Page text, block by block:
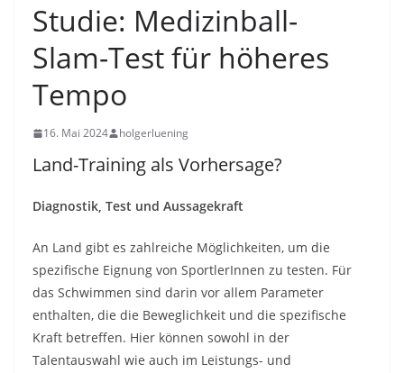
Studie: Medizinball-
Slam-Test für höheres
Tempo
16. Mai 2024 holgerluening
Land-Training als Vorhersage?
Diagnostik, Test und Aussagekraft
An Land gibt es zahlreiche Möglichkeiten, um die
spezifische Eignung von SportlerInnen zu testen. Für
das Schwimmen sind darin vor allem Parameter
enthalten, die die Beweglichkeit und die spezifische
Kraft betreffen. Hier können sowohl in der
Talentauswahl wie auch im Leistungs- und